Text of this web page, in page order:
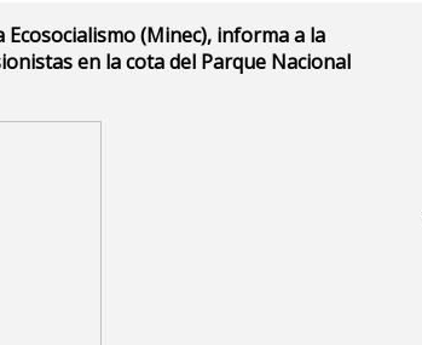
(Minec), informa a la
en la cota del Parque Nacional